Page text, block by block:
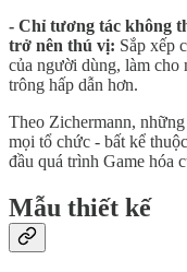
- Chỉ tương tác không
trở nên thú vị: Sắp xếp
của người dùng, làm cho
trông hấp dẫn hơn.
Theo Zichermann,
mọi tổ chức - bất kể
đầu quá trình Game hóa
Mẫu thiết kế